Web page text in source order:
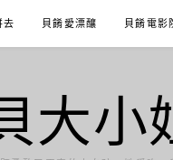
去 貝餚愛漂釀 貝餚電影
大小